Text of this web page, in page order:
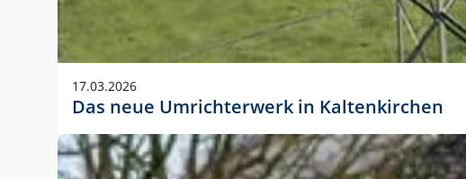
In Ausnahmefällen darf das Logo jedoch auch größer
stets der vorherigen Absprache mit der Marketingabteilung.
17.03.2026
Das neue Umrichterwerk in Kaltenkirchen